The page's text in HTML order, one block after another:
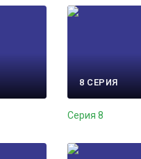
8 СЕРИЯ
Серия 8